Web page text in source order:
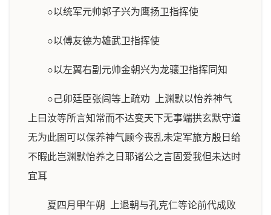
○以统军元帅郭子兴为鹰扬卫指挥使
○以傅友德为雄武卫指挥使
○以左翼右副元帅金朝兴为龙骧卫指挥同知
○己卯廷臣张闾等上疏劝 上渊默以怡养神气
上曰汝等所言知常而不达变天下无事端拱玄默守道
无为此固可以保养神气顾今丧乱未定军旅方殷日给
不暇此岂渊默怡养之日耶诸公之言固爱我但未达时
宜耳
夏四月甲午朔 上退朝与孔克仁等论前代成败